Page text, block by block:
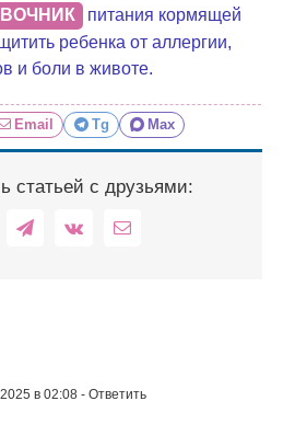
питания кормящей
ребенка от аллергии,
и боли в животе.
Email Tg Max
статьей с друзьями:
Telegram
Vk Email
в 02:08 - Ответить